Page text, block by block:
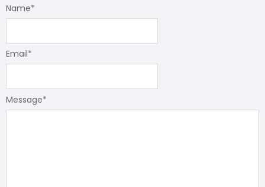
Message*
Name*
Email*